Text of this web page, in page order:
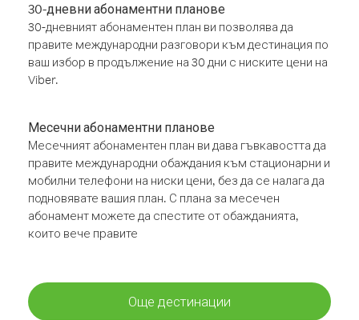
30-дневни абонаментни планове
30-дневният абонаментен план ви позволява да
правите международни разговори към дестинация по
ваш избор в продължение на 30 дни с ниските цени на
Viber.
Месечни абонаментни планове
Месечният абонаментен план ви дава гъвкавостта да
правите международни обаждания към стационарни и
мобилни телефони на ниски цени, без да се налага да
подновявате вашия план. С плана за месечен
абонамент можете да спестите от обажданията,
които вече правите
Още дестинации